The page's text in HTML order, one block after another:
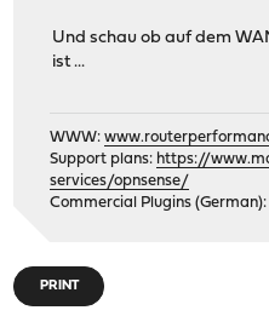
Und schau ob auf dem
ist ...
WWW:
Support plans: https://
services/opnsense/
Commercial Plugins (German):
PRINT